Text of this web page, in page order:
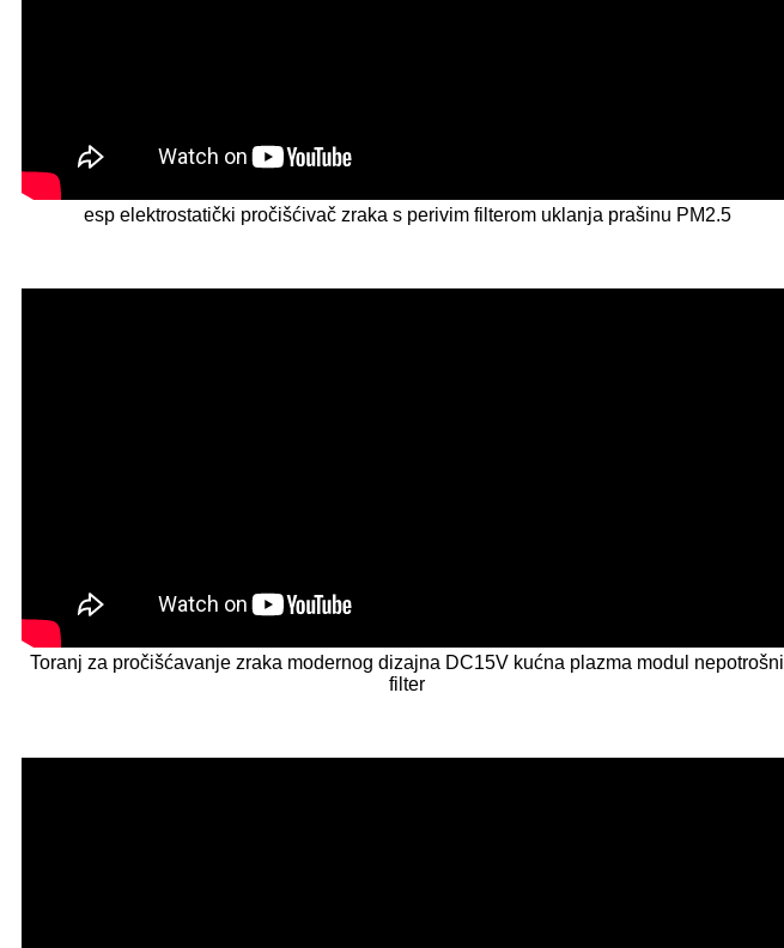
esp elektrostatički pročišćivač zraka s perivim filterom uklanja prašinu PM2.5
Toranj za pročišćavanje zraka modernog dizajna DC15V kućna plazma modul nepotrošni
filter